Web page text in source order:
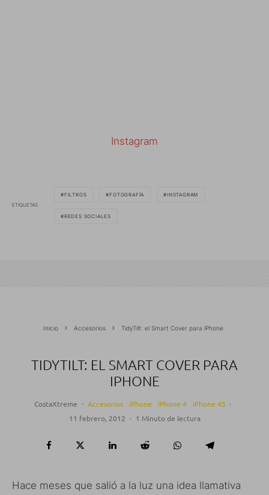
Instagram
ETIQUETAS
FILTROS FOTOGRAFÍA INSTAGRAM
REDES SOCIALES
Inicio Accesorios TidyTilt: el Smart Cover para iPhone
TIDYTILT: EL SMART COVER PARA
IPHONE
CostaXtreme · Accesorios iPhone iPhone 4 iPhone 4S ·
11 febrero, 2012 · 1 Minuto de lectura
Hace meses que salió a la luz una idea llamativa